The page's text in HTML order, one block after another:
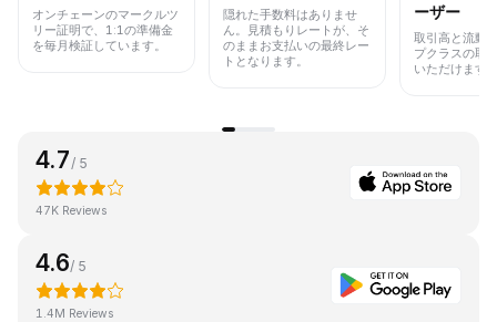
オンチェーンのマークルツ
リー証明で、1:1の準備金
を毎月検証しています。
隠れた手数料はありませ
ん。見積もりレートが、そ
のままお支払いの最終レー
トとなります。
ーザー
取引高と流動
プクラスの取
いただけます
4.7 / 5
47K Reviews
4.6/ 5
1.4M Reviews